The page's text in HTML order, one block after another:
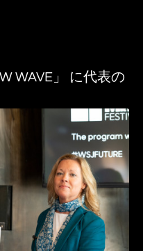
WAVE」 に代表の